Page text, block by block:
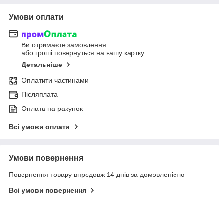
Умови оплати
Ви отримаєте замовлення
або гроші повернуться на вашу картку
Детальніше
Оплатити частинами
Післяплата
Оплата на рахунок
Всі умови оплати
Умови повернення
Повернення товару впродовж 14 днів за домовленістю
Всі умови повернення